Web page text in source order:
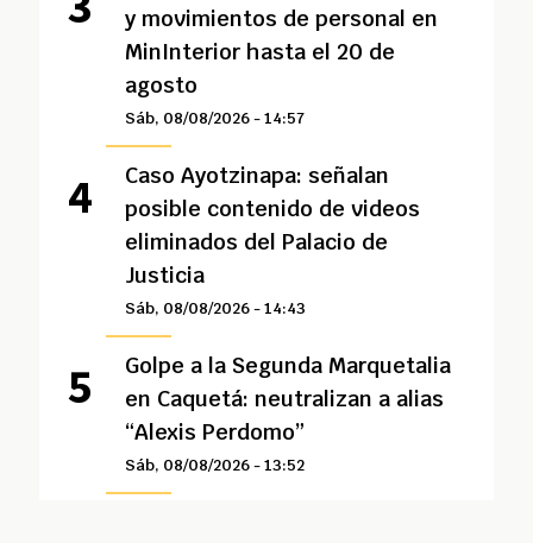
y movimientos de personal en
MinInterior hasta el 20 de
agosto
Sáb, 08/08/2026 - 14:57
Caso Ayotzinapa: señalan
posible contenido de videos
eliminados del Palacio de
Justicia
Sáb, 08/08/2026 - 14:43
Golpe a la Segunda Marquetalia
en Caquetá: neutralizan a alias
“Alexis Perdomo”
Sáb, 08/08/2026 - 13:52